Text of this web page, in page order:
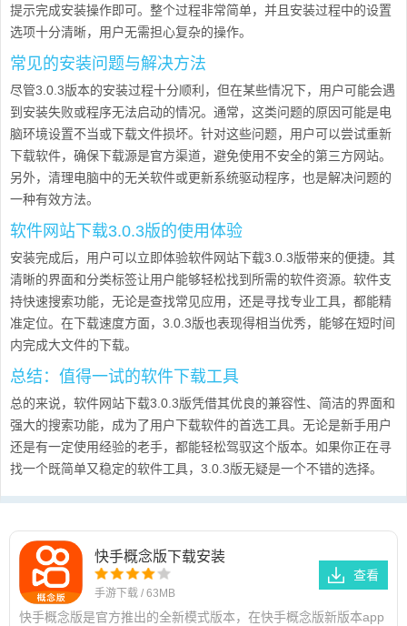
提示完成安装操作即可。整个过程非常简单，并且安装过程中的设置
选项十分清晰，用户无需担心复杂的操作。
常见的安装问题与解决方法
尽管3.0.3版本的安装过程十分顺利，但在某些情况下，用户可能会遇
到安装失败或程序无法启动的情况。通常，这类问题的原因可能是电
脑环境设置不当或下载文件损坏。针对这些问题，用户可以尝试重新
下载软件，确保下载源是官方渠道，避免使用不安全的第三方网站。
另外，清理电脑中的无关软件或更新系统驱动程序，也是解决问题的
一种有效方法。
软件网站下载3.0.3版的使用体验
安装完成后，用户可以立即体验软件网站下载3.0.3版带来的便捷。其
清晰的界面和分类标签让用户能够轻松找到所需的软件资源。软件支
持快速搜索功能，无论是查找常见应用，还是寻找专业工具，都能精
准定位。在下载速度方面，3.0.3版也表现得相当优秀，能够在短时间
内完成大文件的下载。
总结：值得一试的软件下载工具
总的来说，软件网站下载3.0.3版凭借其优良的兼容性、简洁的界面和
强大的搜索功能，成为了用户下载软件的首选工具。无论是新手用户
还是有一定使用经验的老手，都能轻松驾驭这个版本。如果你正在寻
找一个既简单又稳定的软件工具，3.0.3版无疑是一个不错的选择。
快手概念版下载安装
手游下载 / 63MB
查看
快手概念版是官方推出的全新模式版本，在快手概念版新版本app